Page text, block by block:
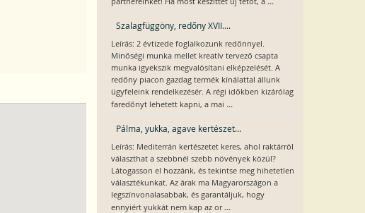
Szalagfüggöny, redőny XVII....
Leírás: 2 évtizede foglalkozunk redőnnyel.
Minőségi munka mellet kreatív tervező csapta
munka igyekszik megvalósítani elképzelését. A
redőny piacon gazdag termék kínálattal állunk
ügyfeleink rendelkezésér. A régi időkben kizárólag
faredőnyt lehetett kapni, a mai ...
Pálma, yukka, agave kertészet...
Leírás: Mediterrán kertészetet keres, ahol raktárról
választhat a szebbnél szebb növények közül?
Látogasson el hozzánk, és tekintse meg hihetetlen
választékunkat. Az árak ma Magyarországon a
legszínvonalasabbak, és garantáljuk, hogy
ennyiért yukkát nem kap az or...